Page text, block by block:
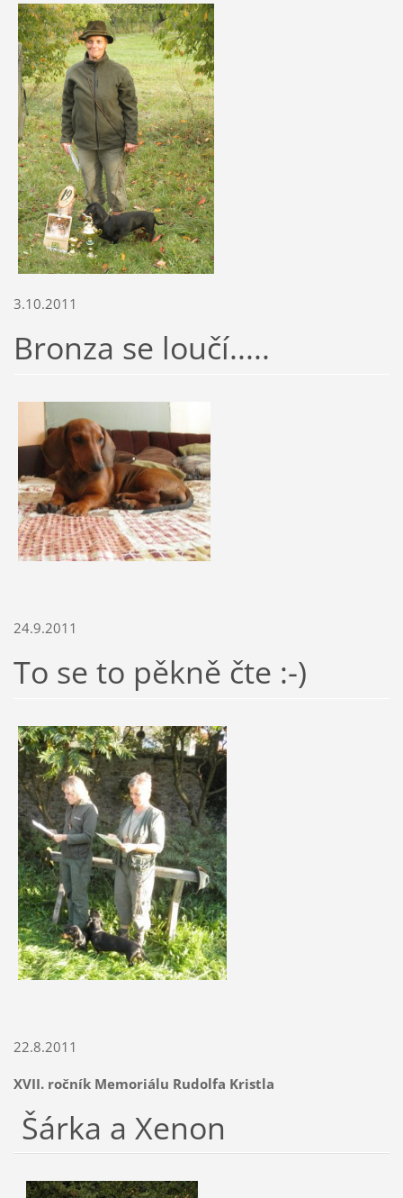
3.10.2011
Bronza se loučí.....
24.9.2011
To se to pěkně čte :-)
22.8.2011
XVII. ročník Memoriálu Rudolfa Kristla
Šárka a Xenon